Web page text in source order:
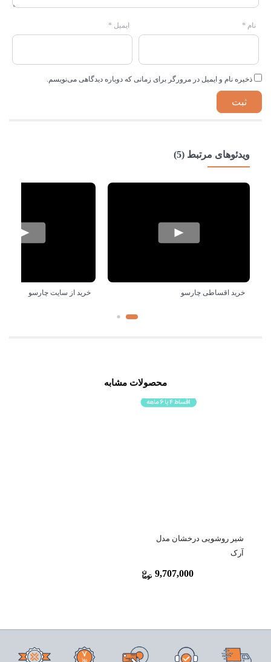
نام * ایمیل *
ذخیره نام و ایمیل در مرورگر برای زمانی که دوباره دیدگاهی می‌نویسم.
ویدئوهای مرتبط (5)
خرید اقساطی چارسو خرید از سایت چارسو
محصولات مشابه
شیر روشویی درخشان مدل
آرک
9,707,000